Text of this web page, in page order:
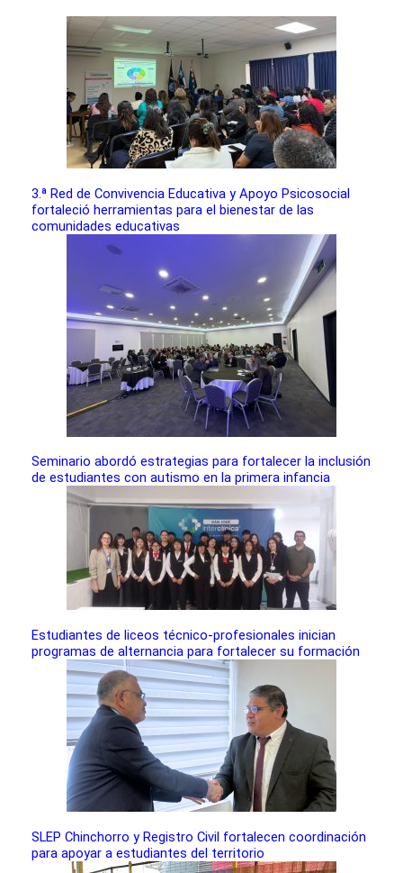
3.ª Red de Convivencia Educativa y Apoyo Psicosocial
fortaleció herramientas para el bienestar de las
comunidades educativas
Seminario abordó estrategias para fortalecer la inclusión
de estudiantes con autismo en la primera infancia
Estudiantes de liceos técnico-profesionales inician
programas de alternancia para fortalecer su formación
SLEP Chinchorro y Registro Civil fortalecen coordinación
para apoyar a estudiantes del territorio